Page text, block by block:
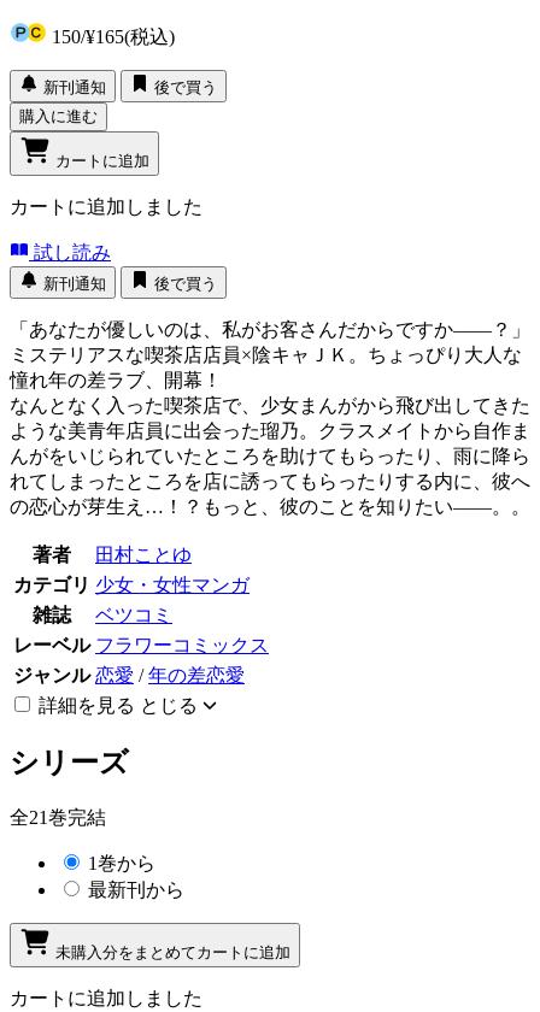
150/¥165(税込)
新刊通知
後で買う
購入に進む
カートに追加
カートに追加しました
試し読み
新刊通知 後で買う
「あなたが優しいのは、私がお客さんだからですか――？」
ミステリアスな喫茶店店員×陰キャＪＫ。ちょっぴり大人な
憧れ年の差ラブ、開幕！
なんとなく入った喫茶店で、少女まんがから飛び出してきた
ような美青年店員に出会った瑠乃。クラスメイトから自作ま
んがをいじられていたところを助けてもらったり、雨に降ら
れてしまったところを店に誘ってもらったりする内に、彼へ
の恋心が芽生え…！？もっと、彼のことを知りたい――。。
著者
田村ことゆ
カテゴリ 少女・女性マンガ
雑誌
ベツコミ
レーベル フラワーコミックス
ジャンル 恋愛 /年の差恋愛
詳細を見る とじる
シリーズ
全21巻完結
1巻から
最新刊から
未購入分をまとめてカートに追加
カートに追加しました